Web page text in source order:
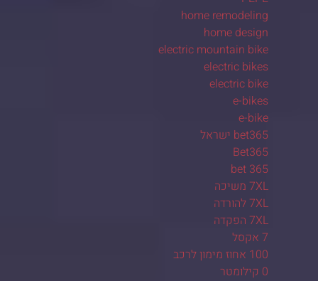
home remodeling
home design
electric mountain bike
electric bikes
electric bike
e-bikes
e-bike
bet365 ישראל
Bet365
bet 365
7XL משיכה
7XL להורדה
7XL הפקדה
7 אקסל
100 אחוז מימון לרכב
0 קילומטר